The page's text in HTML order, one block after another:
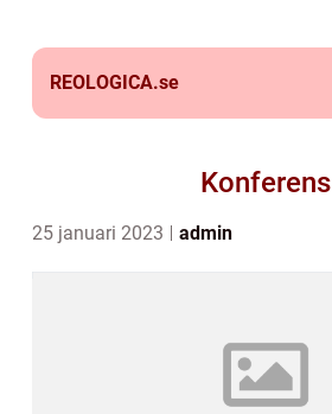
REOLOGICA.se
Konferens
25 januari 2023 admin